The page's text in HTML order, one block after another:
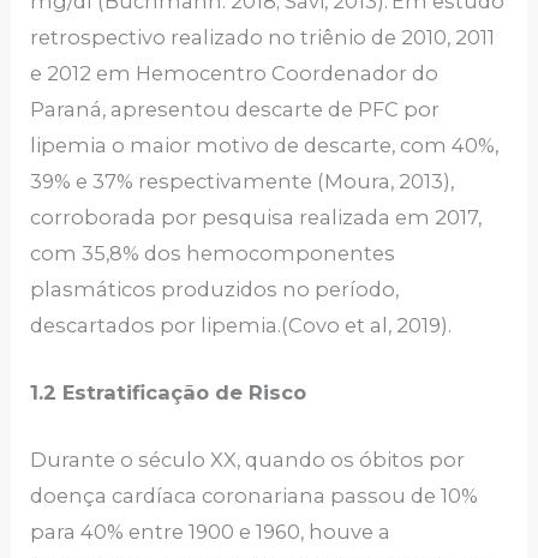
retrospectivo realizado no triênio de 2010, 2011
e 2012 em Hemocentro Coordenador do
Paraná, apresentou descarte de PFC por
lipemia o maior motivo de descarte, com 40%,
39% e 37% respectivamente (Moura, 2013),
corroborada por pesquisa realizada em 2017,
com 35,8% dos hemocomponentes
plasmáticos produzidos no período,
descartados por lipemia.(Covo et al, 2019).
1.2 Estratificação de Risco
Durante o século XX, quando os óbitos por
doença cardíaca coronariana passou de 10%
para 40% entre 1900 e 1960, houve a